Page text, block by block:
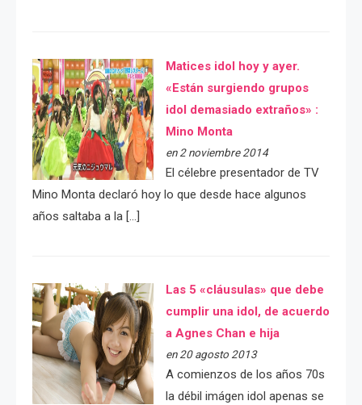
Matices idol hoy y ayer.
«Están surgiendo grupos
idol demasiado extraños» :
Mino Monta
en 2 noviembre 2014
El célebre presentador de TV
Mino Monta declaró hoy lo que desde hace algunos
años saltaba a la […]
Las 5 «cláusulas» que debe
cumplir una idol, de acuerdo
a Agnes Chan e hija
en 20 agosto 2013
A comienzos de los años 70s
la débil imágen idol apenas se